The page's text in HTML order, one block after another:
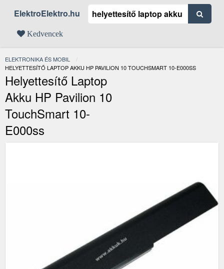
ElektroElektro.hu
Kedvencek
ELEKTRONIKA ÉS MOBIL
JELENLEGI:
HELYETTESÍTŐ LAPTOP AKKU HP PAVILION 10 TOUCHSMART 10-E000SS
Helyettesítő Laptop
Akku HP Pavilion 10
TouchSmart 10-
E000ss